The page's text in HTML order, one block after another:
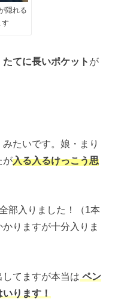
隠れる
す
たてに長いポケット が
たいです。娘・まり
が入る入るけっこう思
部入りました！（1本
りますが十分入りま
てますが本当は ペン
ります！